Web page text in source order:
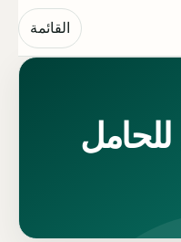
القائمة